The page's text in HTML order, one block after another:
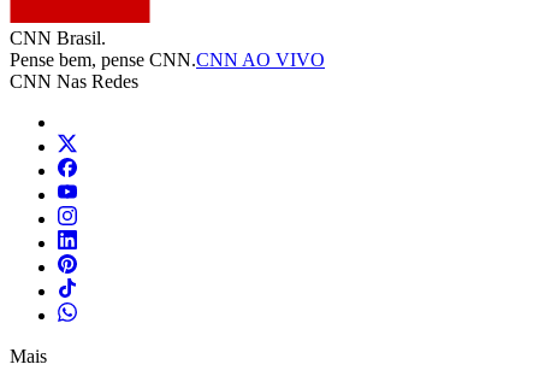
CNN Brasil.
Pense bem, pense CNN.CNN AO VIVO
CNN Nas Redes
Mais